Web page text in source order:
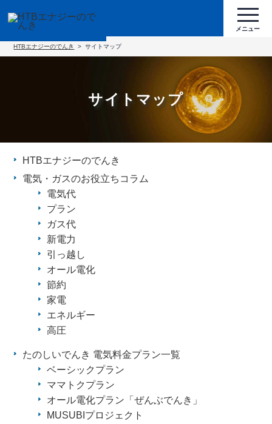
HTBエナジーのでんき サイトマップ
サイトマップ
HTBエナジーのでんき
電気・ガスのお役立ちコラム
電気代
プラン
ガス代
新電力
引っ越し
オール電化
節約
家電
エネルギー
高圧
たのしいでんき 電気料金プラン一覧
ベーシックプラン
ママトクプラン
オール電化プラン「ぜんぶでんき」
MUSUBIプロジェクト